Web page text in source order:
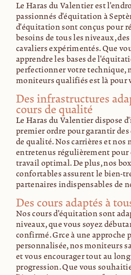
Le Haras du Valentier est
passionnés d'équitation à
d'équitation sont conçus pour
besoins de tous les niveaux,
cavaliers expérimentés. Que
apprendre les bases de
perfectionner votre technique,
moniteurs qualifiés est là pour
Des infrastructures
cours de qualité
Le Haras du Valentier dispose
premier ordre pour garantir
de qualité. Nos carrières et nos
entretenus régulièrement
travail optimal. De plus, nos
confortables assurent le bien-
partenaires indispensables de
Des cours adaptés à
Nos cours d'équitation sont
niveaux, que vous soyez
confirmé. Grâce à une approche
personnalisée, nos moniteurs
et vous encourager tout au
progression. Que vous